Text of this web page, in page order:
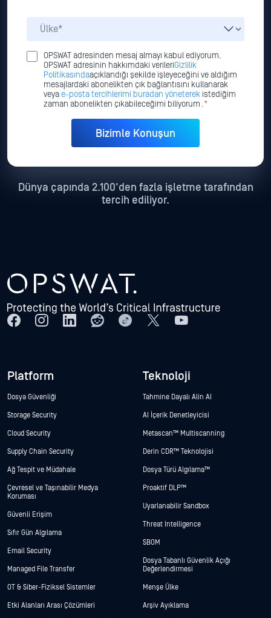
OPSWAT adresinden mesaj almayı kabul ediyorum.
OPSWAT adresinin hakkımdaki verileriGizlilik
Politikasındaaçıklandığı şekilde işleyeceğini ve aldığım
mesajlardaki abonelikten çık bağlantısını kullanarak
veya e-posta tercihlerimi buradan yöneterek istediğim
zaman abonelikten çıkabileceğimi biliyorum .*
Dünya çapında 2.100'den fazla işletme tarafından
tercih ediliyor.
Platform
Dosya Güvenliği
Storage Security
Cloud Security
Supply Chain Security
Ağ Tespit ve Müdahale
Çevresel ve Taşınabilir Medya
Koruması
Güvenli Erişim
Sıfır Gün Algılama
Email Security
Managed File Transfer
OT & Siber-Fiziksel Sistemler
Etki Alanları Arası Çözümleri
Teknoloji
Tahmine Dayalı Alin AI
AI İçerik Denetleyicisi
Metascan™ Multiscanning
Derin CDR™ Teknolojisi
Dosya Türü Algılama™
Proaktif DLP™
Uyarlanabilir Sandbox
Threat Intelligence
SBOM
Dosya Tabanlı Güvenlik Açığı
Değerlendirmesi
Menşe Ülke
Arşiv Ayıklama